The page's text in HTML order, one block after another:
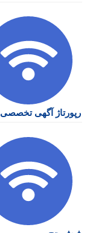
رپورتاژ آگهی تخصصی